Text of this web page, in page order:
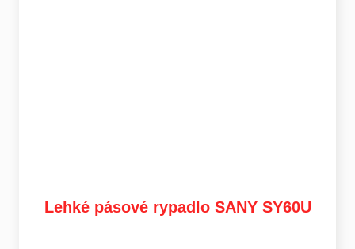
Lehké pásové rypadlo SANY SY60U